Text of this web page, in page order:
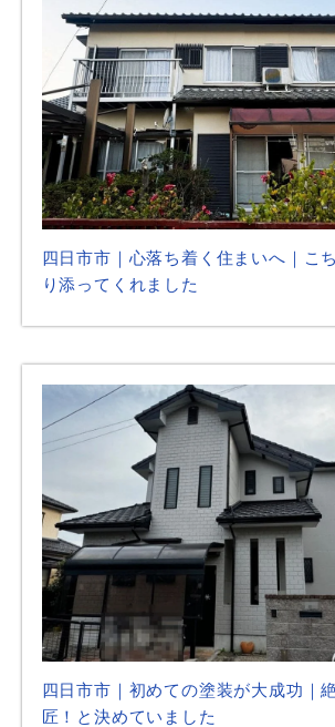
四日市市｜心落ち着く住まいへ｜こ
り添ってくれました
四日市市｜初めての塗装が大成功｜
匠！と決めていました